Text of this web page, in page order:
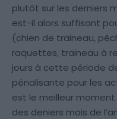
plutôt sur les derniers
est-il alors suffisant
(chien de traineau,
raquettes, traineau à
jours à cette période
pénalisante pour les
est le meilleur
des deniers mois de